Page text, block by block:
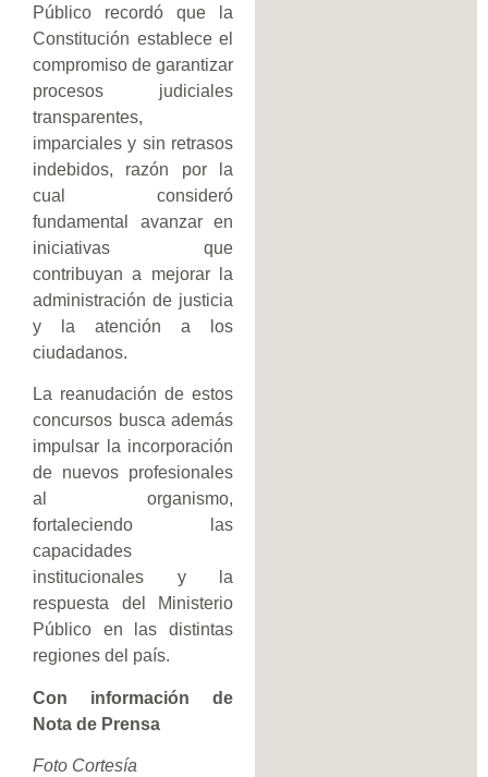
Público recordó que la
Constitución establece el
compromiso de garantizar
procesos judiciales
transparentes,
imparciales y sin retrasos
indebidos, razón por la
cual consideró
fundamental avanzar en
iniciativas que
contribuyan a mejorar la
administración de justicia
y la atención a los
ciudadanos.
La reanudación de estos
concursos busca además
impulsar la incorporación
de nuevos profesionales
al organismo,
fortaleciendo las
capacidades
institucionales y la
respuesta del Ministerio
Público en las distintas
regiones del país.
Con información de
Nota de Prensa
Foto Cortesía